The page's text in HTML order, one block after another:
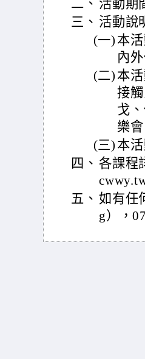
二、 活動期
三、 活動說
(一) 本
內
(二) 本
接
戈
樂
(三) 本
四、 各課程
五、 如有任
g），